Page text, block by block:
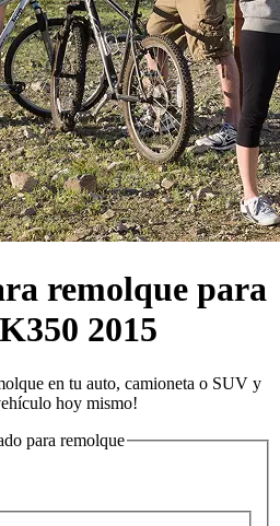
remolque para
2015
en tu auto, camioneta o SUV y
hoy mismo!
para remolque